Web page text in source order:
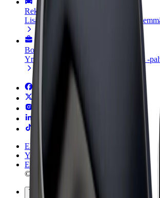
Rekisteröidy fleet-omistajaksi
Lisää autokantasi Boltiin ja tienaa
Bolt for Business
Yrityksellesi skaalatut Bolt-tuotteet ja -
Ehdot
Yksityisyys
Evästeet
© 2026 Bolt Technology OÜ
Tuotteet